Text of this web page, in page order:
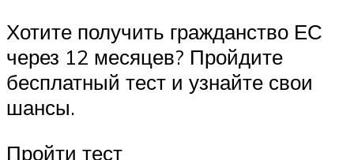
Хотите получить гражданство ЕС
через 12 месяцев? Пройдите
бесплатный тест и узнайте свои
шансы.
Пройти тест